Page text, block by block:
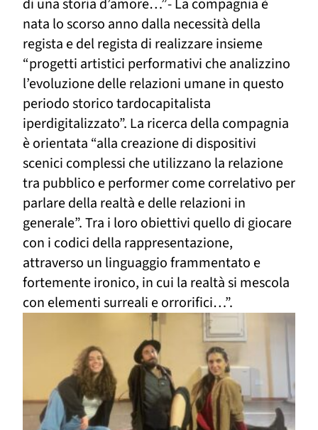
di una storia d’amore…”- La compagnia è
nata lo scorso anno dalla necessità della
regista e del regista di realizzare insieme
“progetti artistici performativi che analizzino
l’evoluzione delle relazioni umane in questo
periodo storico tardocapitalista
iperdigitalizzato”. La ricerca della compagnia
è orientata “alla creazione di dispositivi
scenici complessi che utilizzano la relazione
tra pubblico e performer come correlativo per
parlare della realtà e delle relazioni in
generale”. Tra i loro obiettivi quello di giocare
con i codici della rappresentazione,
attraverso un linguaggio frammentato e
fortemente ironico, in cui la realtà si mescola
con elementi surreali e orrorifici…”.